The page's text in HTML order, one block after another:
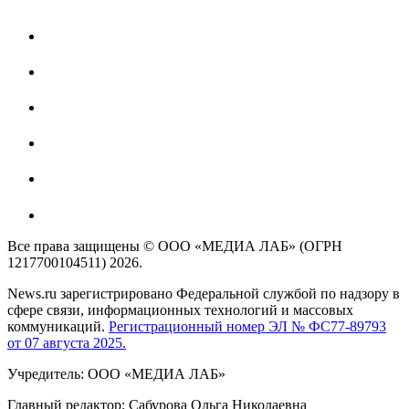
Все права защищены © ООО «МЕДИА ЛАБ» (ОГРН
1217700104511) 2026.
News.ru зарегистрировано Федеральной службой по надзору в
сфере связи, информационных технологий и массовых
коммуникаций. Регистрационный номер ЭЛ № ФС77-89793
от 07 августа 2025.
Учредитель: ООО «МЕДИА ЛАБ»
Главный редактор: Сабурова Ольга Николаевна